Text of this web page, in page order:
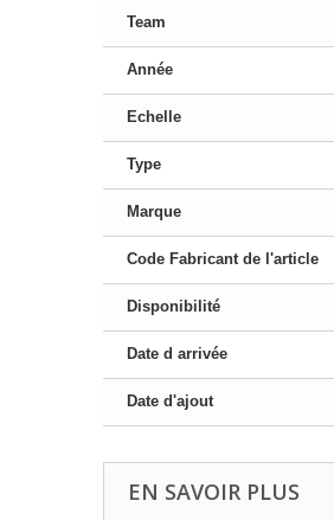
Team
Année
Echelle
Type
Marque
Code Fabricant de l'article
Disponibilité
Date d arrivée
Date d'ajout
EN SAVOIR PLUS